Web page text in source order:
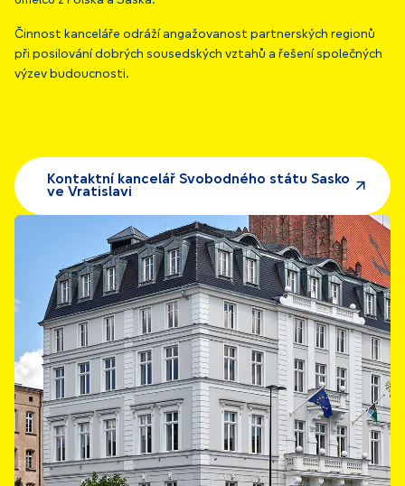
Činnost kanceláře odráží angažovanost partnerských regionů
při posilování dobrých sousedských vztahů a řešení společných
výzev budoucnosti.
Kontaktní kancelář Svobodného státu Sasko
ve Vratislavi